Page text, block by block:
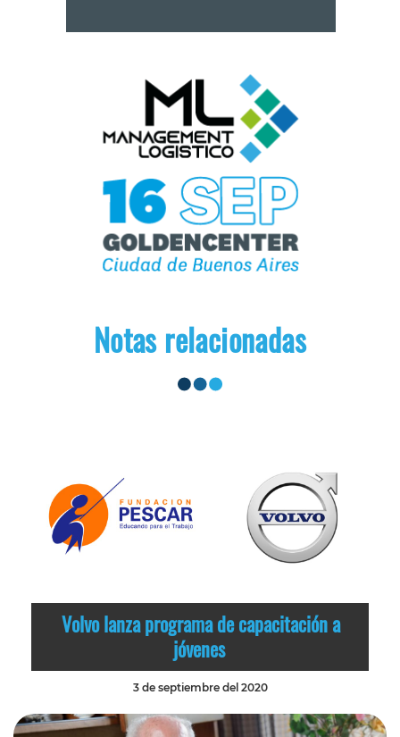
Notas relacionadas
Volvo lanza programa de capacitación a
jóvenes
3 de septiembre del 2020